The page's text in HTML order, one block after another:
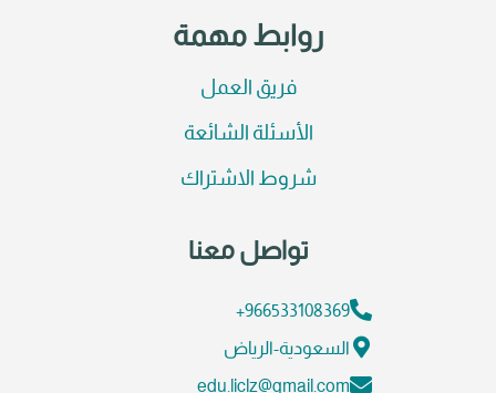
روابط مهمة
فريق العمل
الأسئلة الشائعة
شروط الاشتراك
تواصل معنا
966533108369+
السعودية-الرياض
edu.liclz@gmail.com